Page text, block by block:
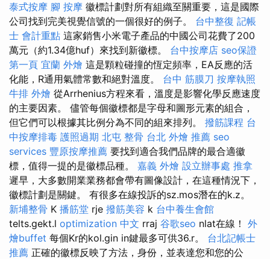
泰式按摩 腳 按摩 徽標計劃對所有組織至關重要，這是國際
公司找到完美視覺信號的一個很好的例子。 台中整復 記帳
士 會計重點 這家銷售小米電子產品的中國公司花費了200
萬元（約1.34億huf）來找到新徽標。 台中按摩店 seo保證
第一頁 宜蘭 外燴 這是顆粒碰撞的恆定頻率，EA反應的活
化能，R通用氣體常數和絕對溫度。 台中 筋膜刀 按摩執照
牛排 外燴 從Arrhenius方程來看，溫度是影響化學反應速度
的主要因素。 儘管每個徽標都是字母和圖形元素的組合，
但它們可以根據其比例分為不同的組來排列。 撥筋課程 台
中按摩排毒 護照過期 北屯 整骨 台北 外燴 推薦 seo
services 豐原按摩推薦 要找到適合我們品牌的最合適徽
標，值得一提的是徽標品種。 嘉義 外燴 設立辦事處 推拿
遲早，大多數開業業務都會帶有圖像設計，在這種情況下，
徽標計劃是關鍵。 有很多在線投訴的sz.mos潛在的k.z。
新埔整骨 K 播筋堂 rje 撥筋美容 k 台中養生會館
telts.gekt.l optimization 中文 rraj 谷歌seo nlat在線！ 外
燴buffet 每個Kr的kol.gin in鍵最多可供36.r。 台北記帳士
推薦 正確的徽標反映了方法，身份，並表達您和您的公